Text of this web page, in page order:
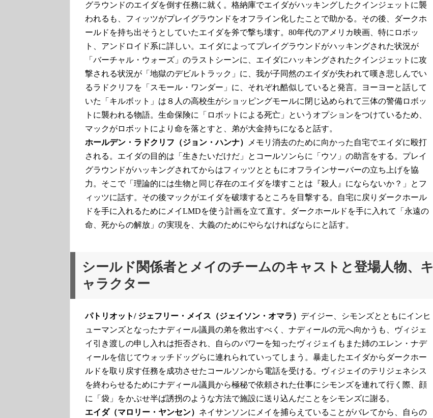
グラウンドのエイダを倒す任務に就く。格納庫でエイダがハッキングしたクインジェットに襲
われるも、フィッツがプレイグラウンドをオフライン化したことで助かる。その後、ダークホ
ールドを持ち出そうとしていたエイダを斧で撃ち壊す。80年代のアメリカ映画、特にロボッ
ト、アンドロイド系に詳しい。エイダによってプレイグラウンドがハッキングされた状況が
「バーチャル・ウォーズ」のラストシーンに、エイダにハッキングされたクインジェットに攻
撃される状況が「地獄のデビルトラック」に、我が子同然のエイダが失われて嘆き悲しんでい
るラドクリフを「スモール・ワンダー」に、それぞれ酷似していると発言。ヨーヨーと話して
いた「キルボット」は８人の高校生がショッピングモールに閉じ込められて三体の警備ロボッ
トに襲われる物語。生命保険に「ロボットによる死亡」というオプションをつけているため、
マックがロボットにより命を落とすと、弟が大金持ちになると話す。
ホールデン・ラドクリフ（ジョン・ハンナ）
メモリ消去のために向かった自宅でエイダに殴打
される。エイダの目的は「生きたいだけだ」とコールソンらに「ウソ」の助言をする。プレイ
グラウンドがハッキングされてからはフィッツとともにオフラインサーバーの立ち上げを協
力。そこで「理論的には生物と同じ存在のエイダを壊すことは『殺人』にならないか？」とフ
ィッツに話す。その後マックがエイダを破壊するところを目撃する。自宅に戻りダークホール
ドを手に入れるためにメイLMDを使う計画を立て直す。ダークホールドを手に入れて「永遠の
命、死からの解放」の実現を、大義のためにやらなければならにと話す。
シールド関係者とメイのチームのキャストと登場人物、キ
ャラクター
パトリオット/ ジェフリー・メイス（ジェイソン・オマラ） デイジー、シモンズとともにインヒ
ューマンズとなったナディール議員の弟を救出すべく、ナディールの元へ向かうも、ヴィジェ
イ引き渡しの申し入れは拒否され、自らのパワーを知ったヴィジェイもまた姉のエレン・ナデ
ィールを信じてウォッチドッグらに連れられていってしまう。暴走したエイダからダークホー
ルドを取り戻す任務を成功させたコールソンから電話を受ける。ヴィジェイのテリジェネシス
を終わらせるためにナディール議員から極秘で依頼された仕事にシモンズを連れて行く際、顔
に「袋」をかぶせ半ば誘拐のような方法で施設に送り込んだことをシモンズに謝る。
エイダ（マロリー・ヤンセン） ネイサンソンにメイを捕らえていることがバレてから、自らの